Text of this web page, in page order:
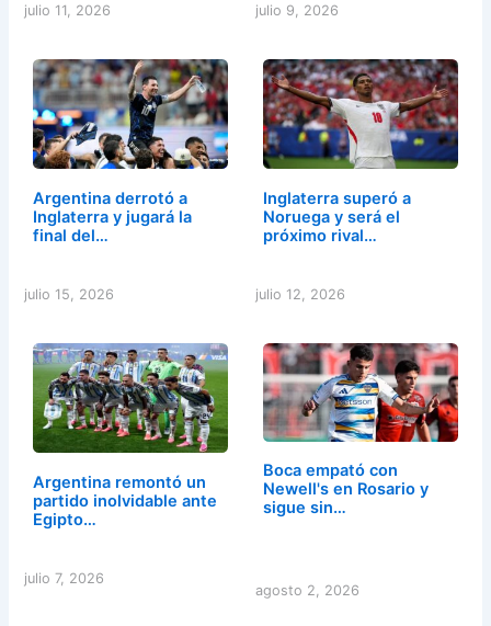
julio 11, 2026 julio 9, 2026
Argentina derrotó a
Inglaterra y jugará la
final del…
julio 15, 2026
Inglaterra superó a
Noruega y será el
próximo rival…
julio 12, 2026
Argentina remontó un
partido inolvidable ante
Egipto…
julio 7, 2026
Boca empató con
Newell's en Rosario y
sigue sin…
agosto 2, 2026